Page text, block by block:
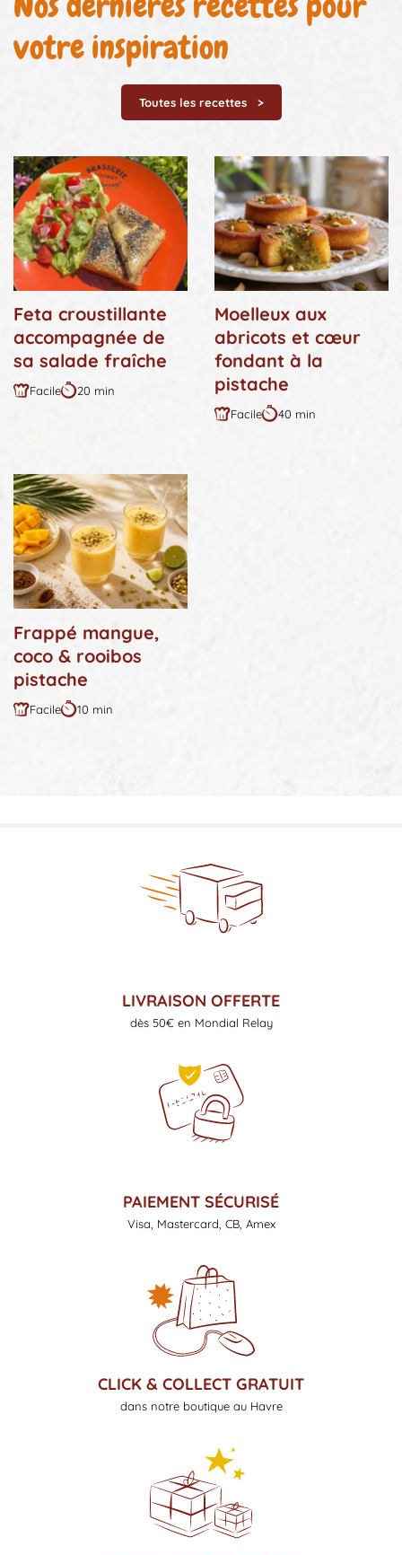
votre inspiration
Toutes les recettes
Feta croustillante
accompagnée de
sa salade fraîche
Difficulté
Facile
Durée
20 min
Moelleux aux
abricots et cœur
fondant à la
pistache
Difficulté
Facile
Durée
40 min
Frappé mangue,
coco & rooibos
pistache
Difficulté
Facile
Durée
10 min
LIVRAISON OFFERTE
dès 50€ en Mondial Relay
PAIEMENT SÉCURISÉ
Visa, Mastercard, CB, Amex
CLICK & COLLECT GRATUIT
dans notre boutique au Havre